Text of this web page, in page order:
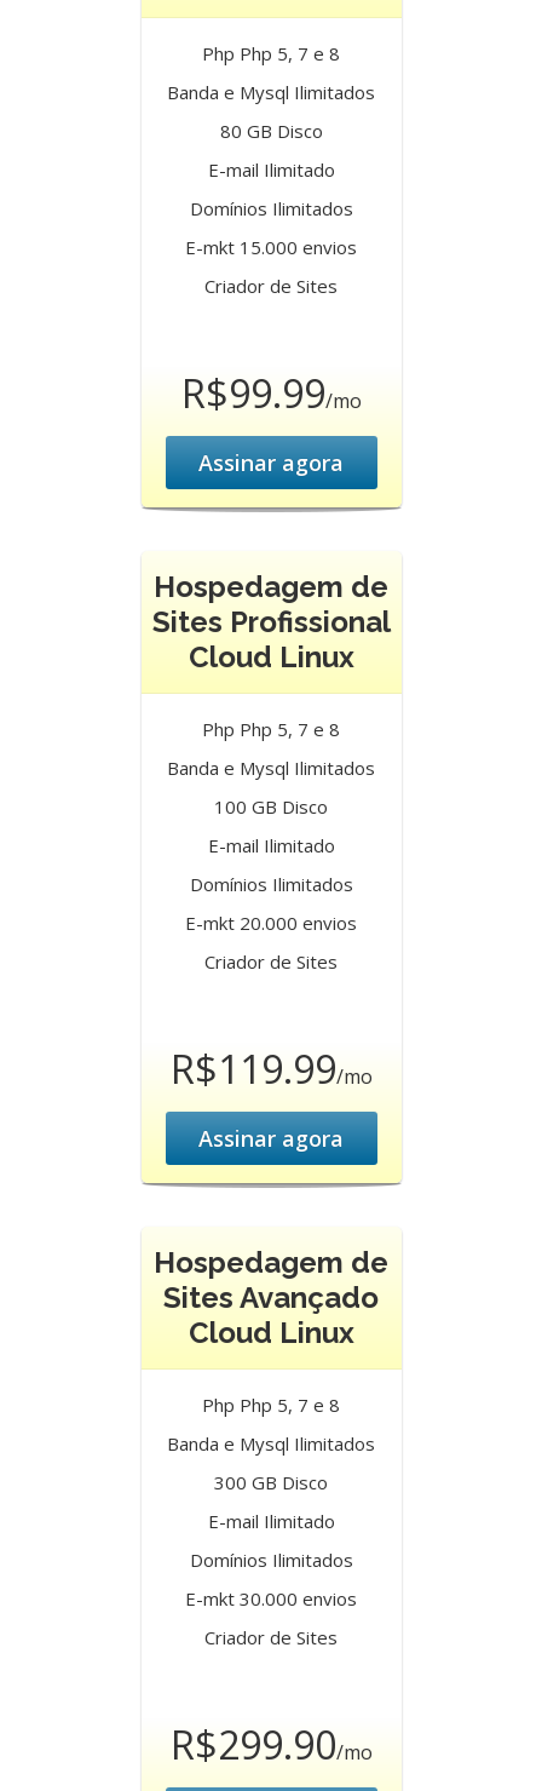
Php Php 5, 7 e 8
Banda e Mysql Ilimitados
80 GB Disco
E-mail Ilimitado
Domínios Ilimitados
E-mkt 15.000 envios
Criador de Sites
R$99.99/mo
Assinar agora
Hospedagem de
Sites Profissional
Cloud Linux
Php Php 5, 7 e 8
Banda e Mysql Ilimitados
100 GB Disco
E-mail Ilimitado
Domínios Ilimitados
E-mkt 20.000 envios
Criador de Sites
R$119.99/mo
Assinar agora
Hospedagem de
Sites Avançado
Cloud Linux
Php Php 5, 7 e 8
Banda e Mysql Ilimitados
300 GB Disco
E-mail Ilimitado
Domínios Ilimitados
E-mkt 30.000 envios
Criador de Sites
R$299.90/mo